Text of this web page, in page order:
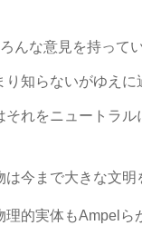
ろんな意見を持っ
り知らないがゆえ
れをニュートラル
は今まで大きな文
理的実体もAmpelら